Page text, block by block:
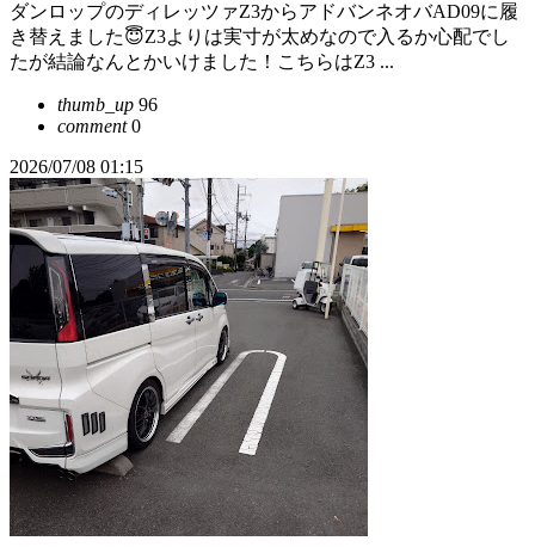
ダンロップのディレッツァZ3からアドバンネオバAD09に履
き替えました😇Z3よりは実寸が太めなので入るか心配でし
たが結論なんとかいけました！こちらはZ3 ...
thumb_up 96
comment0
2026/07/08 01:15